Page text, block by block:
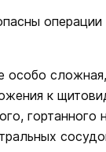
особо
к
гортанного